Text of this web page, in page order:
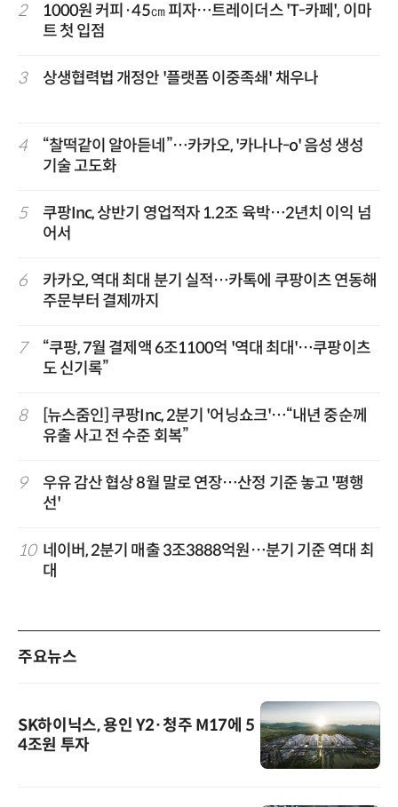
2
1000원 커피·45㎝ 피자…트레이더스 'T-카페', 이마
트 첫 입점
3 상생협력법 개정안 '플랫폼 이중족쇄' 채우나
4
“찰떡같이 알아듣네”…카카오, '카나나-o' 음성 생성
기술 고도화
5
쿠팡Inc, 상반기 영업적자 1.2조 육박…2년치 이익 넘
어서
6
카카오, 역대 최대 분기 실적…카톡에 쿠팡이츠 연동해
주문부터 결제까지
7
“쿠팡, 7월 결제액 6조1100억 '역대 최대'…쿠팡이츠
도 신기록”
8
[뉴스줌인] 쿠팡Inc, 2분기 '어닝쇼크'…“내년 중순께
유출 사고 전 수준 회복”
9
우유 감산 협상 8월 말로 연장…산정 기준 놓고 '평행
선'
10 네이버, 2분기 매출 3조3888억원…분기 기준 역대 최
대
주요뉴스
SK하이닉스, 용인 Y2·청주 M17에 5
4조원 투자